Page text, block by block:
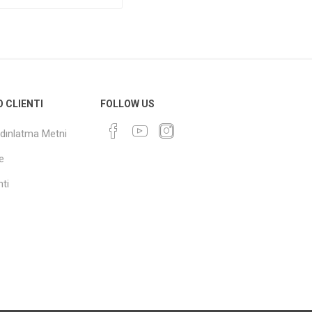
CLIENTI
Metni
FOLLOW US